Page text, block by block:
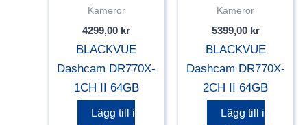
Kameror
4299,00 kr
BLACKVUE
Dashcam DR770X-
1CH II 64GB
Lägg till i
Kameror
5399,00 kr
BLACKVUE
Dashcam DR770X-
2CH II 64GB
Lägg till i